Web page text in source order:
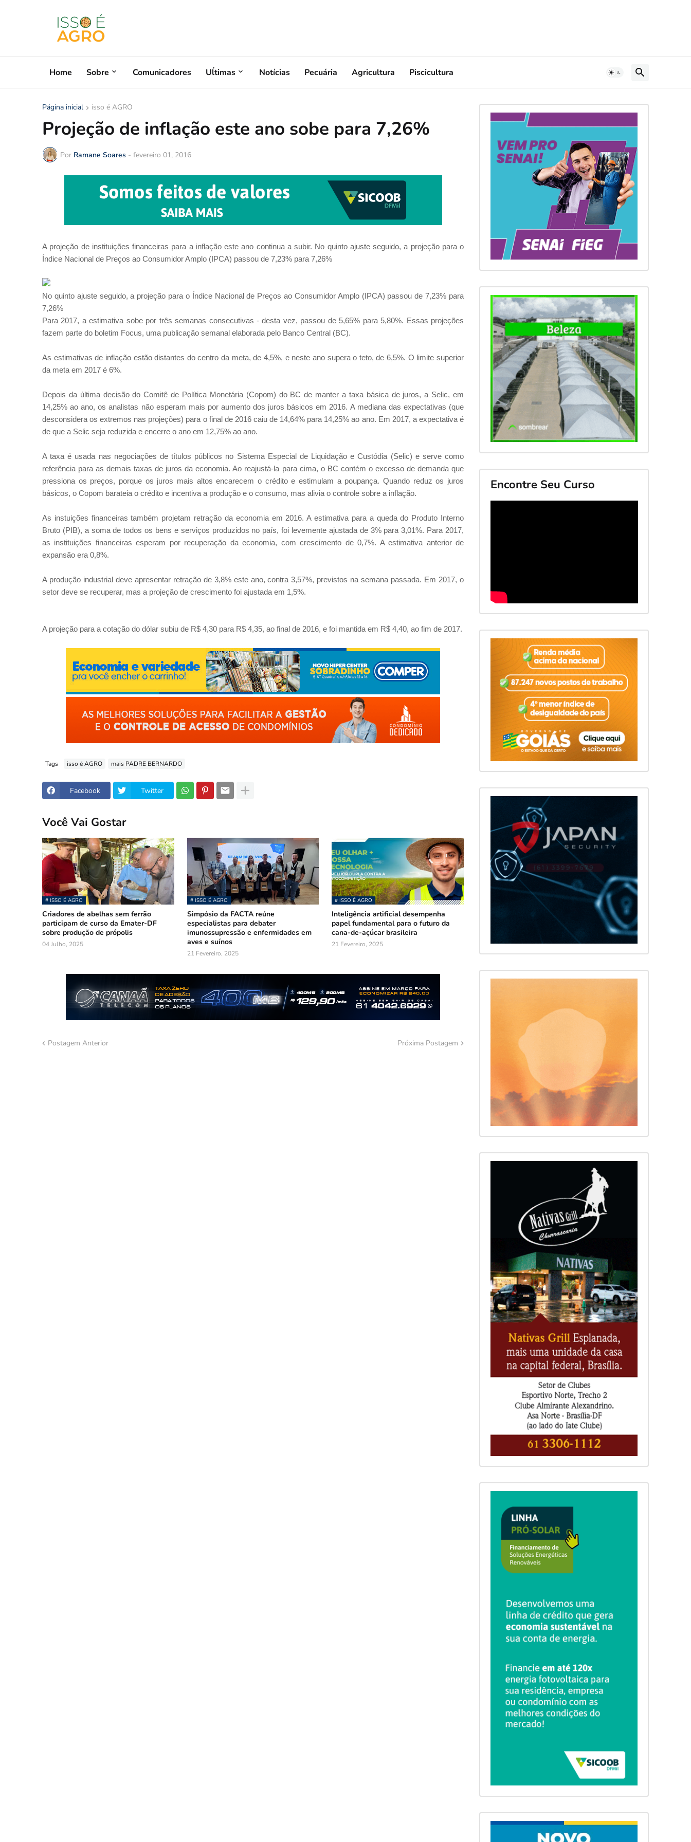
Home Sobre Comunicadores Uĺtimas Notícias Pecuária Agricultura Piscicultura
Página inicial isso é AGRO
Projeção de inflação este ano sobe para 7,26%
Por Ramane Soares - fevereiro 01, 2016
A projeção de instituições financeiras para a inflação este ano continua a subir. No quinto ajuste seguido, a projeção para o
Índice Nacional de Preços ao Consumidor Amplo (IPCA) passou de 7,23% para 7,26%
No quinto ajuste seguido, a projeção para o Índice Nacional de Preços ao Consumidor Amplo (IPCA) passou de 7,23% para
7,26%
Para 2017, a estimativa sobe por três semanas consecutivas - desta vez, passou de 5,65% para 5,80%. Essas projeções
fazem parte do boletim Focus, uma publicação semanal elaborada pelo Banco Central (BC).
As estimativas de inflação estão distantes do centro da meta, de 4,5%, e neste ano supera o teto, de 6,5%. O limite superior
da meta em 2017 é 6%.
Depois da última decisão do Comitê de Política Monetária (Copom) do BC de manter a taxa básica de juros, a Selic, em
14,25% ao ano, os analistas não esperam mais por aumento dos juros básicos em 2016. A mediana das expectativas (que
desconsidera os extremos nas projeções) para o final de 2016 caiu de 14,64% para 14,25% ao ano. Em 2017, a expectativa é
de que a Selic seja reduzida e encerre o ano em 12,75% ao ano.
A taxa é usada nas negociações de títulos públicos no Sistema Especial de Liquidação e Custódia (Selic) e serve como
referência para as demais taxas de juros da economia. Ao reajustá-la para cima, o BC contém o excesso de demanda que
pressiona os preços, porque os juros mais altos encarecem o crédito e estimulam a poupança. Quando reduz os juros
básicos, o Copom barateia o crédito e incentiva a produção e o consumo, mas alivia o controle sobre a inflação.
As instuições financeiras também projetam retração da economia em 2016. A estimativa para a queda do Produto Interno
Bruto (PIB), a soma de todos os bens e serviços produzidos no país, foi levemente ajustada de 3% para 3,01%. Para 2017,
as instituições financeiras esperam por recuperação da economia, com crescimento de 0,7%. A estimativa anterior de
expansão era 0,8%.
A produção industrial deve apresentar retração de 3,8% este ano, contra 3,57%, previstos na semana passada. Em 2017, o
setor deve se recuperar, mas a projeção de crescimento foi ajustada em 1,5%.
A projeção para a cotação do dólar subiu de R$ 4,30 para R$ 4,35, ao final de 2016, e foi mantida em R$ 4,40, ao fim de 2017.
Tags isso é AGRO mais PADRE BERNARDO
Facebook Twitter
Você Vai Gostar
# ISSO É AGRO
Criadores de abelhas sem ferrão
participam de curso da Emater-DF
sobre produção de própolis
04 Julho, 2025
# ISSO É AGRO
Simpósio da FACTA reúne
especialistas para debater
imunossupressão e enfermidades em
aves e suínos
21 Fevereiro, 2025
# ISSO É AGRO
Inteligência artificial desempenha
papel fundamental para o futuro da
cana-de-açúcar brasileira
21 Fevereiro, 2025
Postagem Anterior Próxima Postagem
Encontre Seu Curso